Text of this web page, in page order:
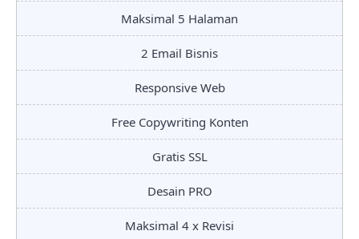
Maksimal 5 Halaman
2 Email Bisnis
Responsive Web
Free Copywriting Konten
Gratis SSL
Desain PRO
Maksimal 4 x Revisi